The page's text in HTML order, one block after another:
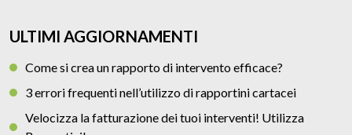
ULTIMI AGGIORNAMENTI
Come si crea un rapporto di intervento efficace?
3 errori frequenti nell’utilizzo di rapportini cartacei
Velocizza la fatturazione dei tuoi interventi! Utilizza